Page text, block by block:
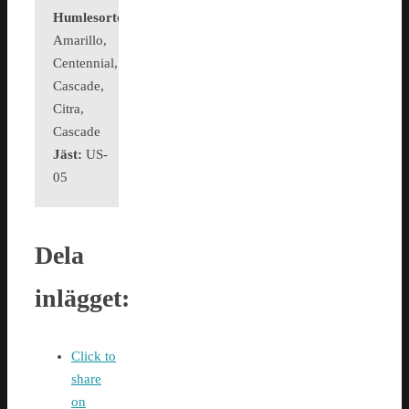
Humlesorter:
Amarillo,
Centennial,
Cascade,
Citra,
Cascade
Jäst: US-
05
Dela
inlägget:
Click to
share
on